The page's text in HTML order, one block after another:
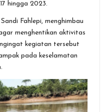
hingga 2023.
Fahlepi, menghimbau
menghentikan aktivitas
kegiatan tersebut
pada keselamatan